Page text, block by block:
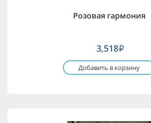
Розовая гармония
3,518i
Добавить в корзину